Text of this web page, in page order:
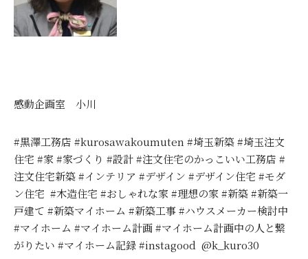
感動企画室 小川
#黒澤工務店 #kurosawakoumuten #埼玉新築 #埼玉注文
住宅 #家 #家づくり #設計 #注文住宅のかっこいい工務店 #
注文住宅新築 #インテリア #デザイン #デザイン住宅 #モダ
ン住宅 #木造住宅 #おしゃれな家 #理想の家 #新築 #新築一
戸建て #新築マイホーム #新築工事 #ハウスメーカー検討中
#マイホーム #マイホーム計画 #マイホーム計画中の人と繋
がりたい #マイホーム記録 #instagood @k_kuro30